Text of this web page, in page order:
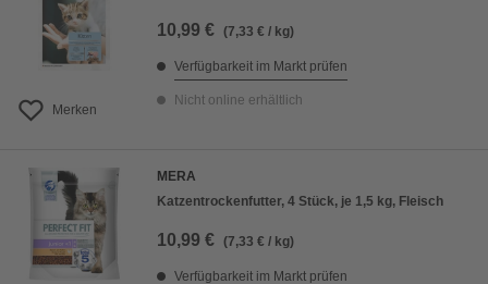
Merken
10,99 € (7,33 € / kg)
Verfügbarkeit im Markt prüfen
Nicht online erhältlich
MERA
Katzentrockenfutter, 4 Stück, je 1,5 kg, Fleisch
10,99 € (7,33 € / kg)
Verfügbarkeit im Markt prüfen